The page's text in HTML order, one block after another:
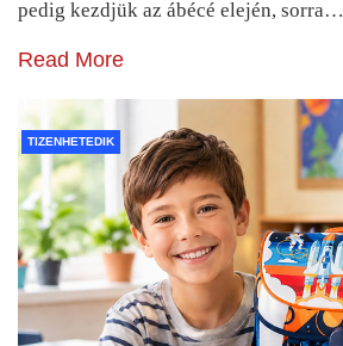
pedig kezdjük az ábécé elején, sorra…
Read More
TIZENHETEDIK